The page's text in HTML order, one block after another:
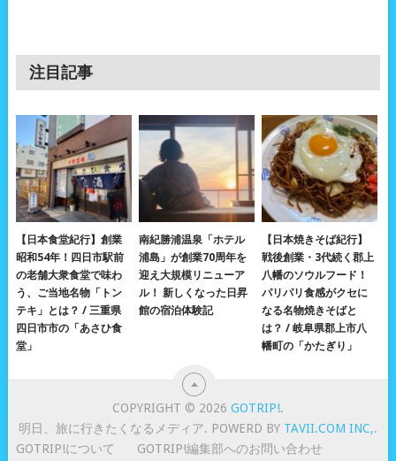
注目記事
【日本食堂紀行】創業
昭和54年！四日市駅前
の老舗大衆食堂で味わ
う、ご当地名物「トン
テキ」とは？ / 三重県
四日市市の「あさひ食
堂」
南紀勝浦温泉「ホテル
浦島」が創業70周年を
迎え大規模リニューア
ル！ 新しくなった日昇
館の宿泊体験記
【日本焼きそば紀行】
戦後創業・3代続く郡上
八幡のソウルフード！
パリパリ食感がクセに
なる名物焼きそばと
は？ / 岐阜県郡上市八
幡町の「かたぎり」
COPYRIGHT © 2026GOTRIP!.
明日、旅に行きたくなるメディア. POWERD BY TAVII.COM INC,.
GOTRIP!について
GOTRIP!編集部へのお問い合わせ